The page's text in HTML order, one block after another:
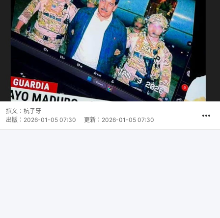
撰文： 杭子牙
出版： 2026-01-05 07:30 更新： 2026-01-05 07:30